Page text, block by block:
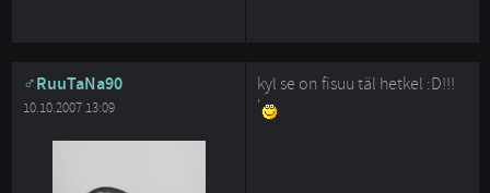
RuuTaNa90
10.10.2007 13:09
kyl se on fisuu täl hetkel :D!!!
'